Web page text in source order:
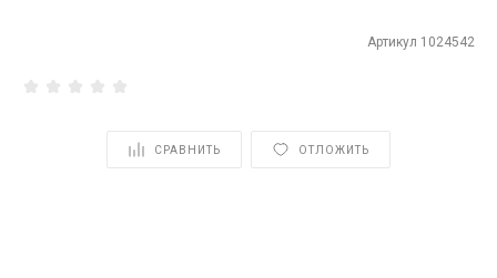
Артикул 1024542
СРАВНИТЬ ОТЛОЖИТЬ